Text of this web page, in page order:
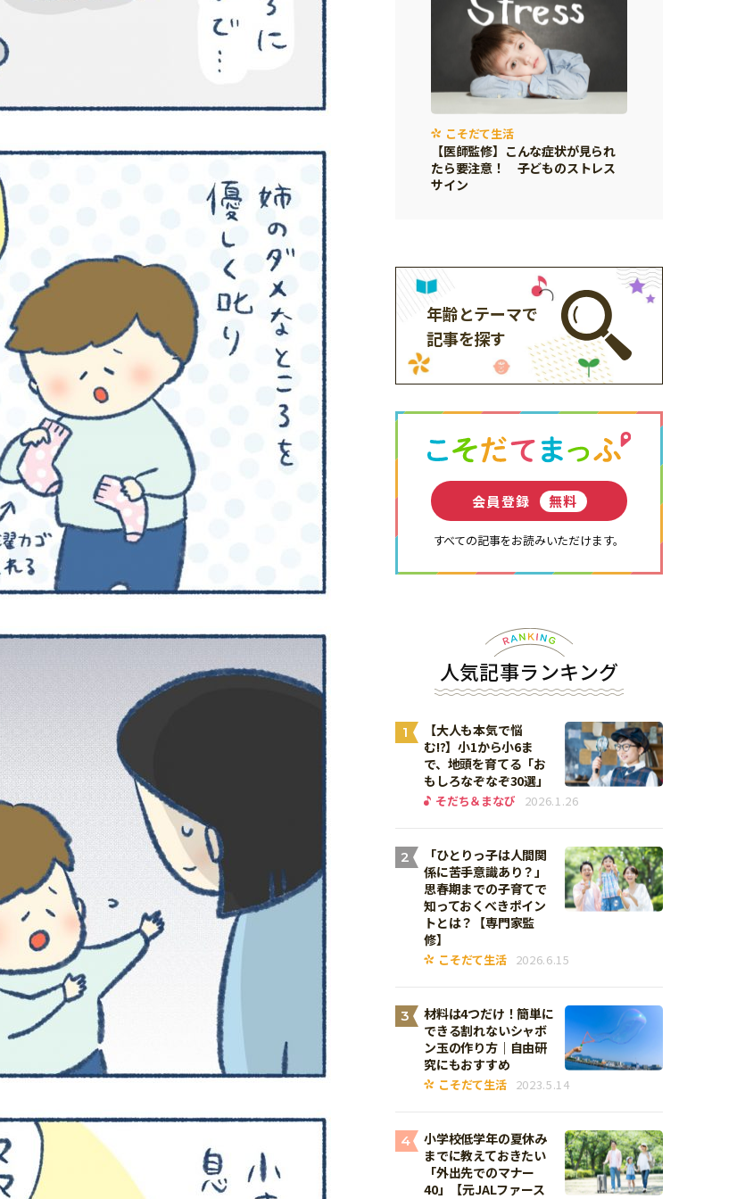
こそだて生活
【医師監修】こんな症状が見られ
たら要注意！ 子どものストレス
サイン
年齢とテーマで
記事を探す
会員登録 無料
すべての記事をお読みいただけます。
人気記事ランキング
1
【大人も本気で悩
む!?】小1から小6ま
で、地頭を育てる「お
もしろなぞなぞ30選」
そだち＆まなび 2026.1.26
2
「ひとりっ子は人間関
係に苦手意識あり？」
思春期までの子育てで
知っておくべきポイン
トとは？【専門家監
修】
こそだて生活 2026.6.15
3
材料は4つだけ！簡単に
できる割れないシャボ
ン玉の作り方｜自由研
究にもおすすめ
こそだて生活 2023.5.14
4
小学校低学年の夏休み
までに教えておきたい
「外出先でのマナー
40」【元JALファース